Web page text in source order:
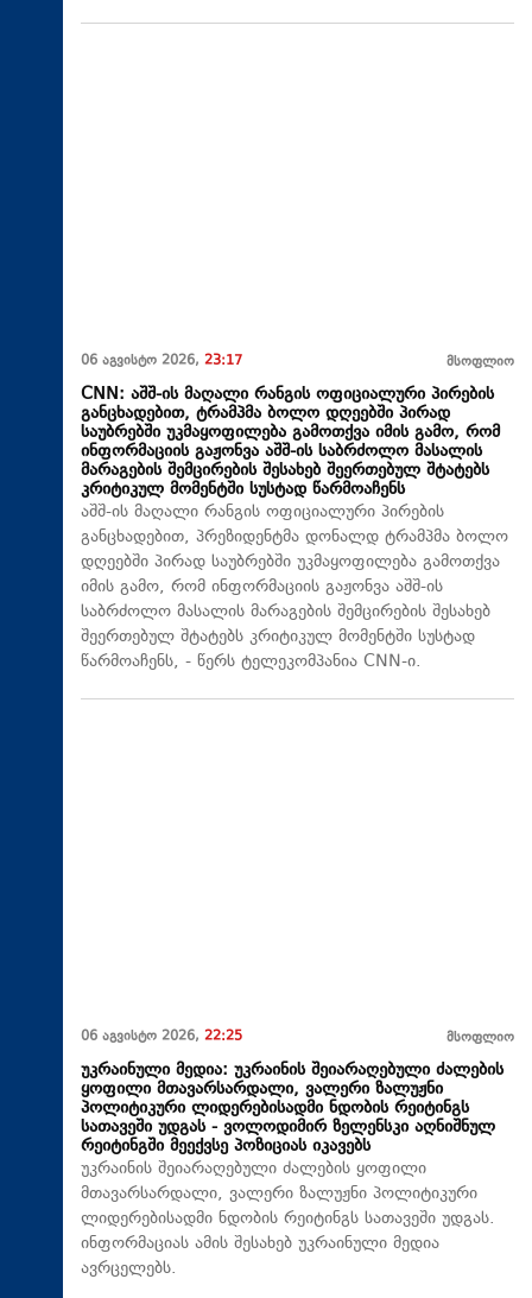
06 აგვისტო 2026, 23:17 მსოფლიო
CNN: აშშ-ის მაღალი რანგის ოფიციალური პირების
განცხადებით, ტრამპმა ბოლო დღეებში პირად
საუბრებში უკმაყოფილება გამოთქვა იმის გამო, რომ
ინფორმაციის გაჟონვა აშშ-ის საბრძოლო მასალის
მარაგების შემცირების შესახებ შეერთებულ შტატებს
კრიტიკულ მომენტში სუსტად წარმოაჩენს
აშშ-ის მაღალი რანგის ოფიციალური პირების
განცხადებით, პრეზიდენტმა დონალდ ტრამპმა ბოლო
დღეებში პირად საუბრებში უკმაყოფილება გამოთქვა
იმის გამო, რომ ინფორმაციის გაჟონვა აშშ-ის
საბრძოლო მასალის მარაგების შემცირების შესახებ
შეერთებულ შტატებს კრიტიკულ მომენტში სუსტად
წარმოაჩენს, - წერს ტელეკომპანია CNN-ი.
06 აგვისტო 2026, 22:25 მსოფლიო
უკრაინული მედია: უკრაინის შეიარაღებული ძალების
ყოფილი მთავარსარდალი, ვალერი ზალუჟნი
პოლიტიკური ლიდერებისადმი ნდობის რეიტინგს
სათავეში უდგას - ვოლოდიმირ ზელენსკი აღნიშნულ
რეიტინგში მეექვსე პოზიციას იკავებს
უკრაინის შეიარაღებული ძალების ყოფილი
მთავარსარდალი, ვალერი ზალუჟნი პოლიტიკური
ლიდერებისადმი ნდობის რეიტინგს სათავეში უდგას.
ინფორმაციას ამის შესახებ უკრაინული მედია
ავრცელებს.